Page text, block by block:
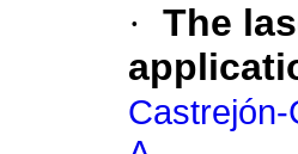
· The